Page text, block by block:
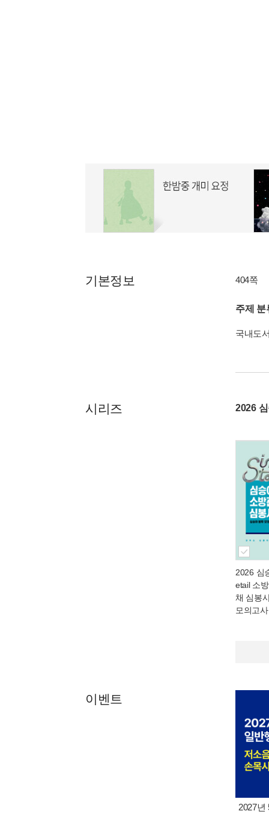
기본정보 404쪽
주제 분
국내도
시리즈 2026
2026 심
etail 소
채 심봉
모의고사
이벤트
2027년